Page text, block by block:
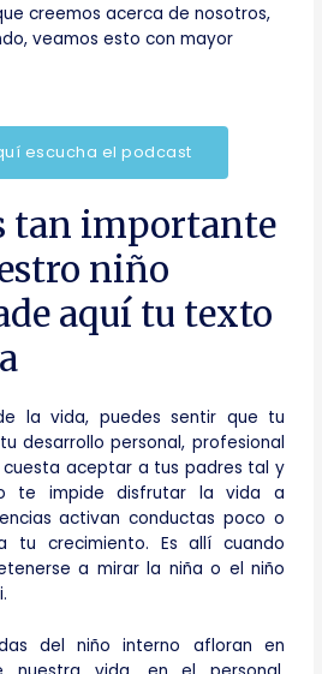
creemos acerca de nosotros,
veamos esto con mayor
escucha el podcast
tan importante
niño
aquí tu texto
la vida, puedes sentir que tu
desarrollo personal, profesional
aceptar a tus padres tal y
te impide disfrutar la vida a
activan conductas poco o
tu crecimiento. Es allí cuando
a mirar la niña o el niño
del niño interno afloran en